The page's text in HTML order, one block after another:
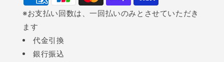
す。・定員5組（先着
順）・持ち物汚れても良
※お支払い回数は、一回払いのみとさせていただき
ます
代金引換
銀行振込